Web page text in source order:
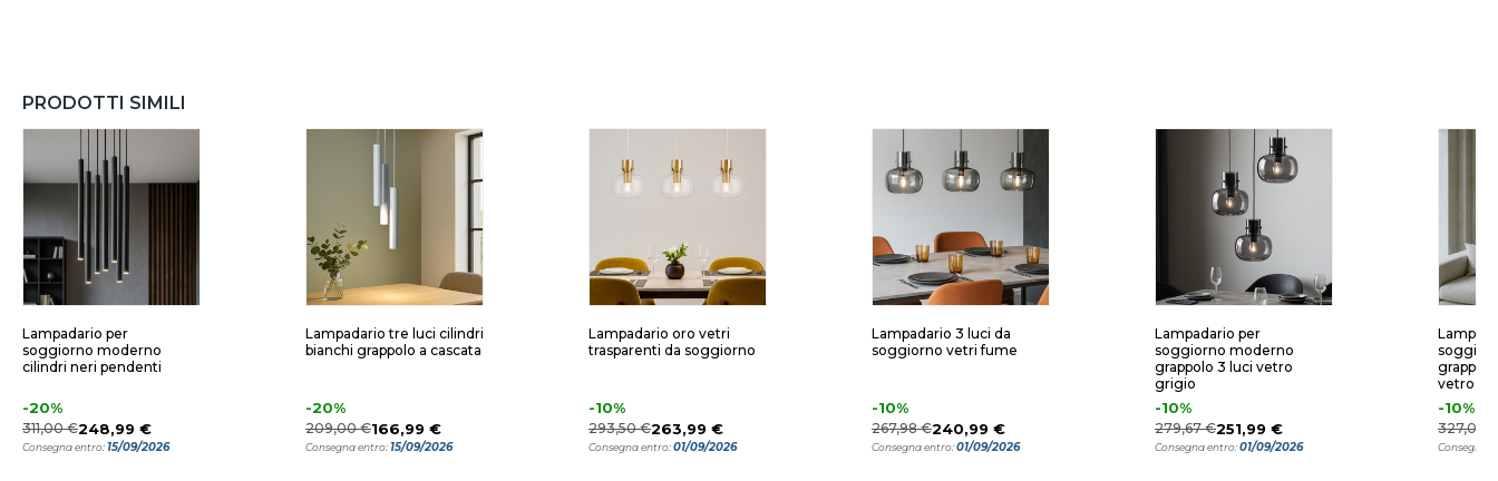
PRODOTTI SIMILI
Lampadario per
soggiorno moderno
cilindri neri pendenti
-20%
311,00 €248,99 €
Consegna entro:15/09/2026
Lampadario tre luci cilindri
bianchi grappolo a cascata
-20%
209,00 €166,99 €
Consegna entro:15/09/2026
Lampadario oro vetri
trasparenti da soggiorno
-10%
293,50 €263,99 €
Consegna entro:01/09/2026
Lampadario 3 luci da
soggiorno vetri fume
-10%
267,98 €240,99 €
Consegna entro:01/09/2026
Lampadario per
soggiorno moderno
grappolo 3 luci vetro
grigio
-10%
279,67 €251,99 €
Consegna entro:01/09/2026
vetro
-10%
327,08
Consegna